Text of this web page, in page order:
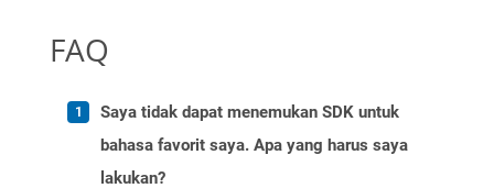
FAQ
Saya tidak dapat menemukan SDK untuk
bahasa favorit saya. Apa yang harus saya
lakukan?